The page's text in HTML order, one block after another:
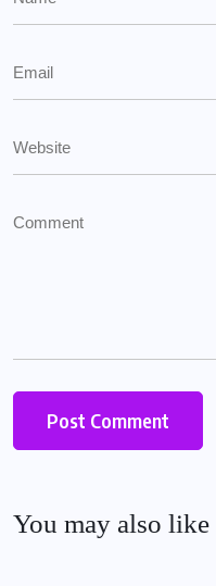
You may also like